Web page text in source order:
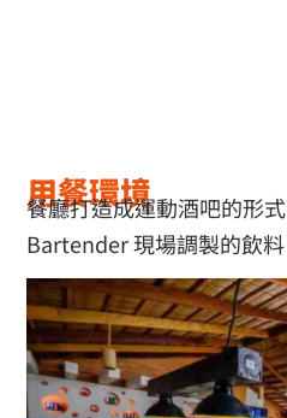
用餐環境
餐廳打造成運動酒吧的形
Bartender 現場調製的飲